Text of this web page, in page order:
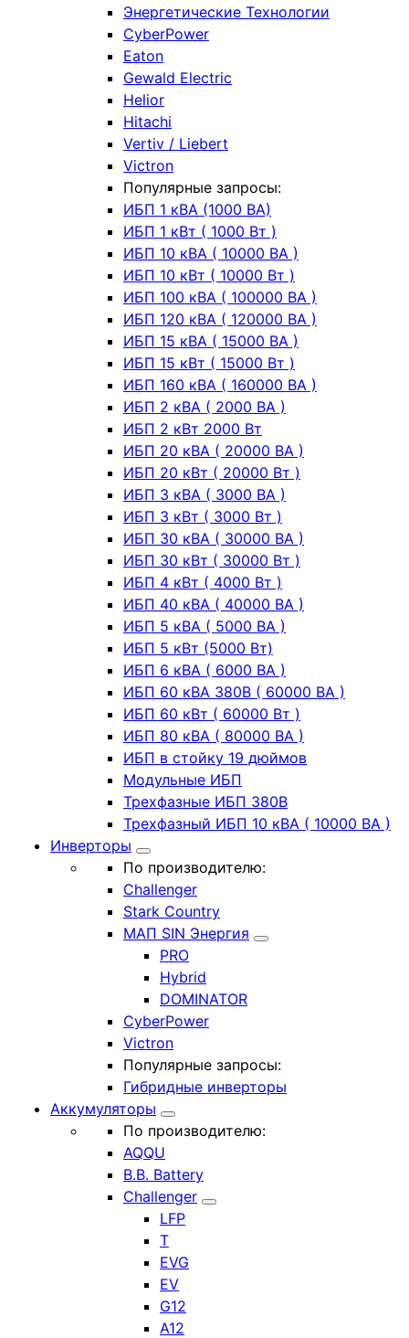
Энергетические Технологии
CyberPower
Eaton
Gewald Electric
Helior
Hitachi
Vertiv / Liebert
Victron
Популярные запросы:
ИБП 1 кВА (1000 ВА)
ИБП 1 кВт ( 1000 Вт )
ИБП 10 кВА ( 10000 ВА )
ИБП 10 кВт ( 10000 Вт )
ИБП 100 кВА ( 100000 ВА )
ИБП 120 кВА ( 120000 ВА )
ИБП 15 кВА ( 15000 ВА )
ИБП 15 кВт ( 15000 Вт )
ИБП 160 кВА ( 160000 ВА )
ИБП 2 кВА ( 2000 ВА )
ИБП 2 кВт 2000 Вт
ИБП 20 кВА ( 20000 ВА )
ИБП 20 кВт ( 20000 Вт )
ИБП 3 кВА ( 3000 ВА )
ИБП 3 кВт ( 3000 Вт )
ИБП 30 кВА ( 30000 ВА )
ИБП 30 кВт ( 30000 Вт )
ИБП 4 кВт ( 4000 Вт )
ИБП 40 кВА ( 40000 ВА )
ИБП 5 кВА ( 5000 ВА )
ИБП 5 кВт (5000 Вт)
ИБП 6 кВА ( 6000 ВА )
ИБП 60 кВА 380В ( 60000 ВА )
ИБП 60 кВт ( 60000 Вт )
ИБП 80 кВА ( 80000 ВА )
ИБП в стойку 19 дюймов
Модульные ИБП
Трехфазные ИБП 380В
Трехфазный ИБП 10 кВА ( 10000 ВА )
Инверторы
По производителю:
Challenger
Stark Country
МАП SIN Энергия
PRO
Hybrid
DOMINATOR
CyberPower
Victron
Популярные запросы:
Гибридные инверторы
Аккумуляторы
По производителю:
AQQU
B.B. Battery
Challenger
LFP
T
EVG
EV
G12
A12